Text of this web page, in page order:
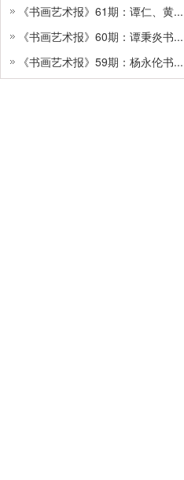
《书画艺术报》61期：谭仁、黄...
《书画艺术报》60期：谭秉炎书...
《书画艺术报》59期：杨永伦书...